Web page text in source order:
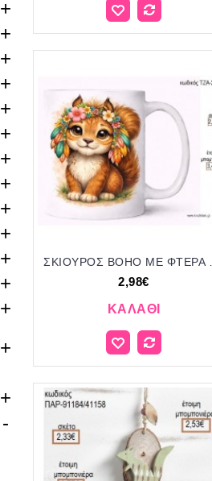
+
+
+
+
+
+
+
+
+
+
+
+
+
+
+
-
2,98€
ΚΑΛΆΘΙ